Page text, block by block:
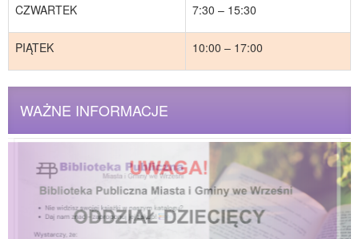
CZWARTEK 7:30 – 15:30
PIĄTEK 10:00 – 17:00
WAŻNE INFORMACJE